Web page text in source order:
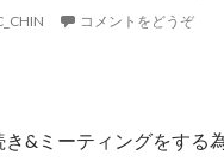
コメントをどうぞ
&ミーティングをする